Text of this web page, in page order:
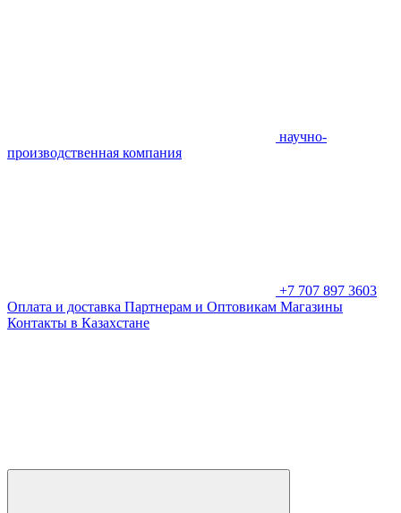
научно-
производственная компания
+7 707 897 3603
Оплата и доставка Партнерам и Оптовикам Магазины
Контакты в Казахстане